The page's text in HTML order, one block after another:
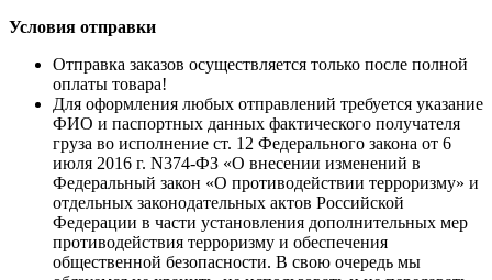
Условия отправки
Отправка заказов осуществляется только после полной
оплаты товара!
Для оформления любых отправлений требуется указание
ФИО и паспортных данных фактического получателя
груза во исполнение ст. 12 Федерального закона от 6
июля 2016 г. N374-ФЗ «О внесении изменений в
Федеральный закон «О противодействии терроризму» и
отдельных законодательных актов Российской
Федерации в части установления дополнительных мер
противодействия терроризму и обеспечения
общественной безопасности. В свою очередь мы